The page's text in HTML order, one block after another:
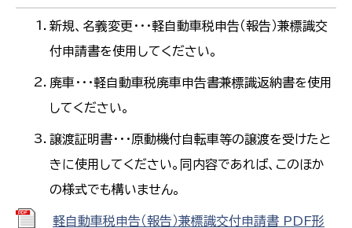
新規、名義変更・・・軽自動車税申告（報告）兼標識交
付申請書を使用してください。
廃車・・・軽自動車税廃車申告書兼標識返納書を使用
してください。
譲渡証明書・・・原動機付自転車等の譲渡を受けたと
きに使用してください。同内容であれば、このほか
の様式でも構いません。
軽自動車税申告（報告）兼標識交付申請書 PDF形